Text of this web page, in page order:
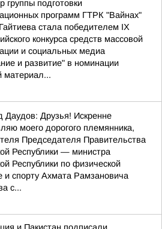
группы подготовки
программ ГТРК "Вайнах"
стала победителем IX
конкурса средств массовой
и социальных медиа
и развитие" в номинации
материал...
Даудов: Друзья! Искренне
моего дорогого племянника,
Председателя Правительства
Республики — министра
Республики по физической
и спорту Ахмата Рамзановича
с...